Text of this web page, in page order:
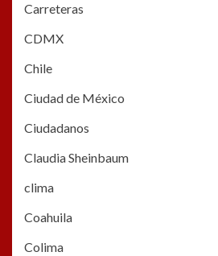
Carreteras
CDMX
Chile
Ciudad de México
Ciudadanos
Claudia Sheinbaum
clima
Coahuila
Colima